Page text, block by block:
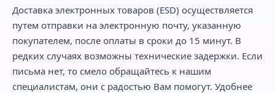
Доставка электронных товаров (ESD) осуществляется
путем отправки на электронную почту, указанную
покупателем, после оплаты в сроки до 15 минут. В
редких случаях возможны технические задержки. Если
письма нет, то смело обращайтесь к нашим
специалистам, они с радостью Вам помогут. Удобнее